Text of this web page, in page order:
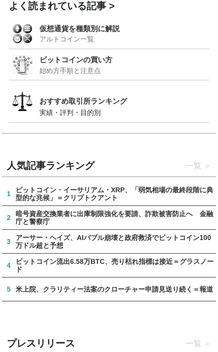
よく読まれている記事
仮想通貨を種類別に解説
アルトコイン一覧
ビットコインの買い方
始め方手順と注意点
おすすめ取引所ランキング
実績・評判・目的別
人気記事ランキング 一覧
1
ビットコイン・イーサリアム・XRP、「弱気相場の最終段階に典
型的な兆候」＝クリプトクアント
2
暗号資産交換業者に出庫制限強化を要請、詐欺被害防止へ 金融
庁と警察庁
3
アーサー・ヘイズ、AIバブル崩壊と政府救済でビットコイン100
万ドル超と予想
4
ビットコイン流出6.58万BTC、売り枯れ指標は接近＝グラスノー
ド
5 米上院、クラリティー法案のクローチャー申請見送り続く＝報道
プレスリリース 一覧